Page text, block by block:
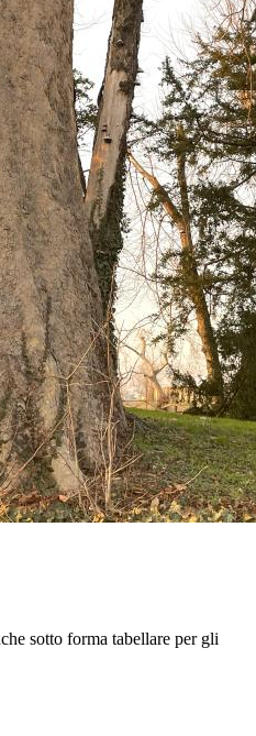
sotto forma tabellare per gli